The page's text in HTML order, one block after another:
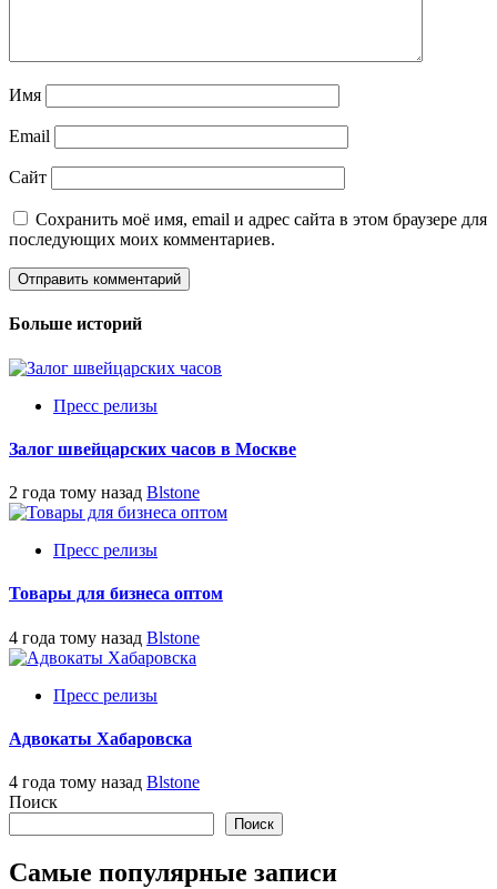
Имя
Email
Сайт
Сохранить моё имя, email и адрес сайта в этом браузере для
последующих моих комментариев.
Больше историй
Пресс релизы
Залог швейцарских часов в Москве
2 года тому назад Blstone
Пресс релизы
Товары для бизнеса оптом
4 года тому назад Blstone
Пресс релизы
Адвокаты Хабаровска
4 года тому назад Blstone
Поиск
Поиск
Самые популярные записи